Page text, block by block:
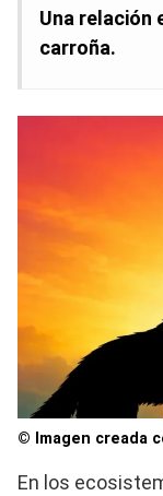
Una relación
carroña.
© Imagen creada
En los